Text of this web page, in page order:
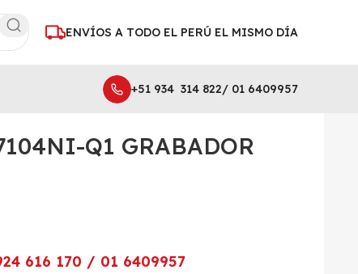
ENVÍOS A TODO EL PERÚ EL MISMO DÍA
+51 934 314 822/ 01 6409957
NVR 04CH 4MP
Q1 GRABADOR
616 170 / 01 6409957